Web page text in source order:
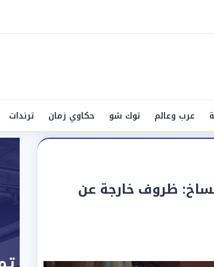
عرب وعالم توك شو حكاوي زمان ترندات
ظروف خارجة عن